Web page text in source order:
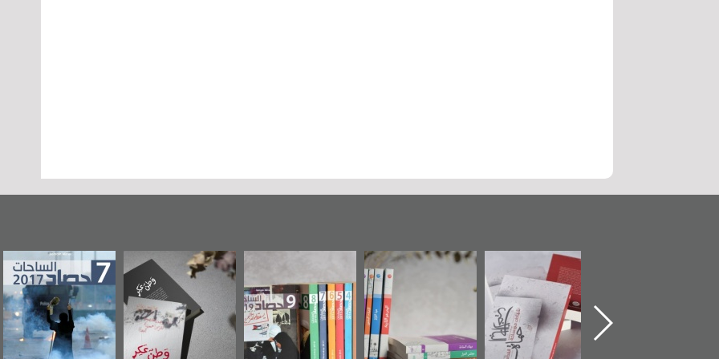
تصنيف موضوعي
للوثائق البريطانية
يقدمه «مركز أوال»
في سلسلة من 5
كتب
"مرآة البحرين"
جديدة لمعتقل
عسكري تصدر عن
«مرآة البحرين»
حصاد 2017
عاشوراء البحرين...
ويكيليكس السفارة
الأمريكية